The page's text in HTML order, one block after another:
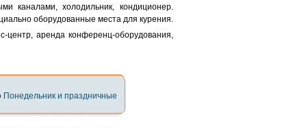
каналами, холодильник, кондиционер.
оборудованные места для курения.
центр, аренда конференц-оборудования,
Понедельник и праздничные